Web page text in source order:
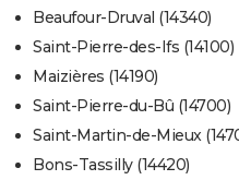
Beaufour-Druval (14340)
Saint-Pierre-des-Ifs (14100)
Maizières (14190)
Saint-Pierre-du-Bû (14700)
Saint-Martin-de-Mieux
Bons-Tassilly (14420)